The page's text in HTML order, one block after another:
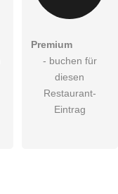
Premium
- buchen für
diesen
Restaurant-
Eintrag